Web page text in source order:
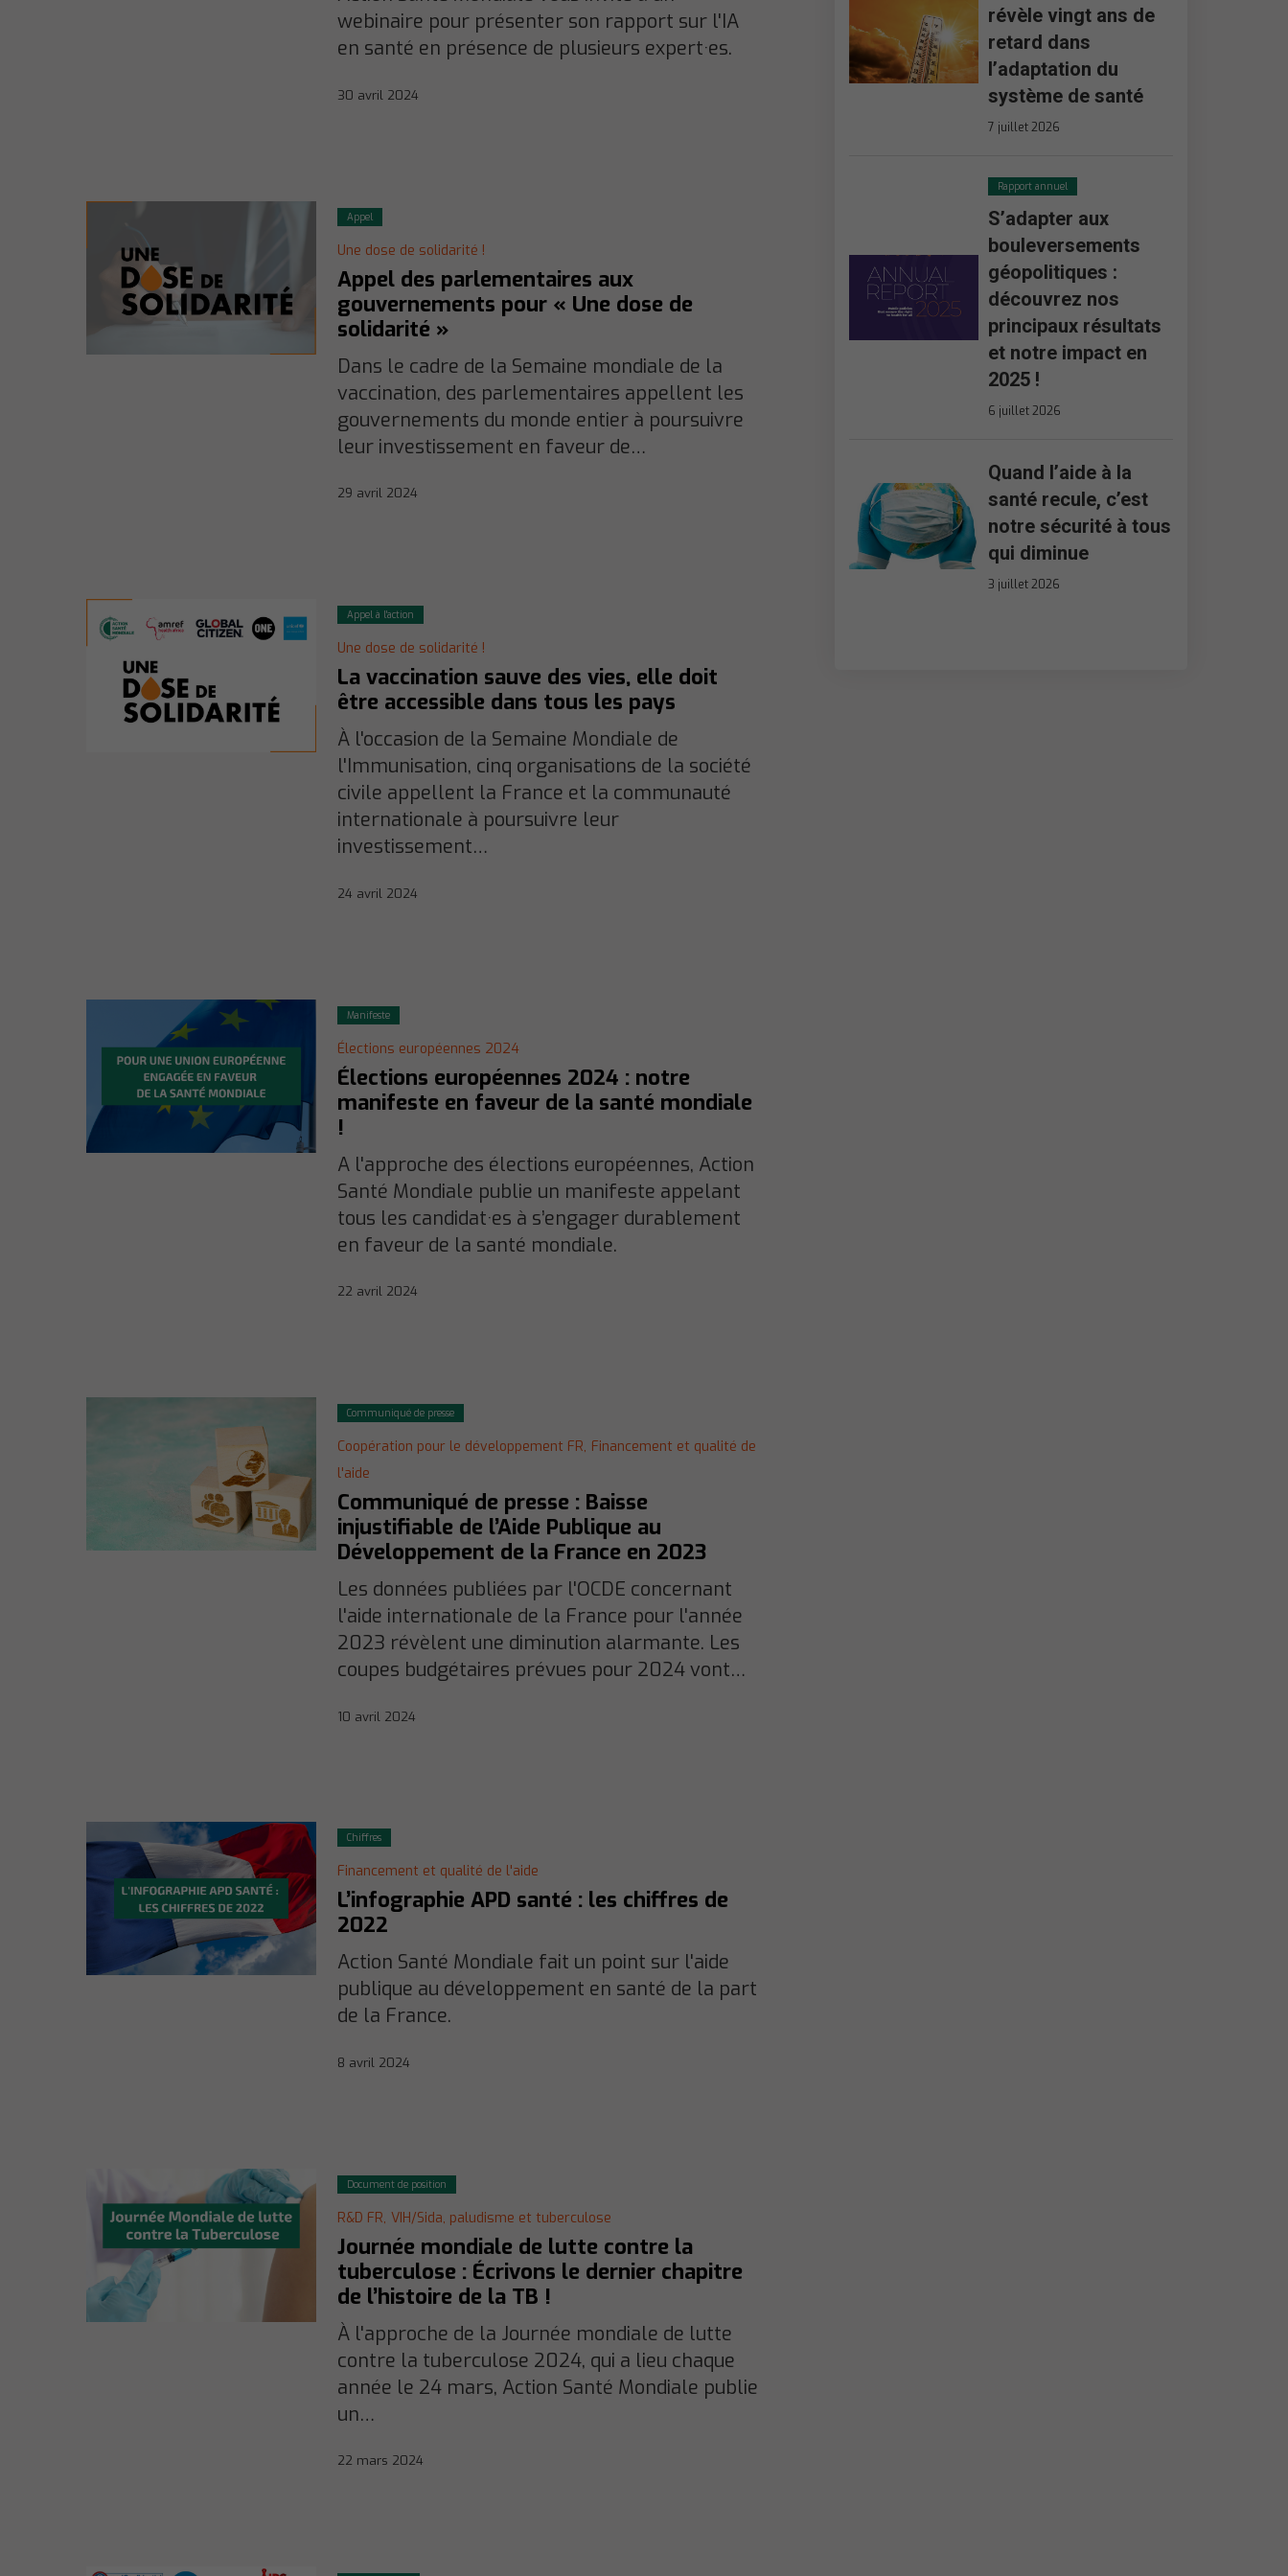
webinaire pour présenter son rapport sur l'IA
en santé en présence de plusieurs expert·es.
30 avril 2024
Appel
Une dose de solidarité !
Appel des parlementaires aux
gouvernements pour « Une dose de
solidarité »
Dans le cadre de la Semaine mondiale de la
vaccination, des parlementaires appellent les
gouvernements du monde entier à poursuivre
leur investissement en faveur de…
29 avril 2024
Appel à l'action
Une dose de solidarité !
La vaccination sauve des vies, elle doit
être accessible dans tous les pays
À l'occasion de la Semaine Mondiale de
l'Immunisation, cinq organisations de la société
civile appellent la France et la communauté
internationale à poursuivre leur
investissement…
24 avril 2024
Manifeste
Élections européennes 2024
Élections européennes 2024 : notre
manifeste en faveur de la santé mondiale
!
A l'approche des élections européennes, Action
Santé Mondiale publie un manifeste appelant
tous les candidat·es à s’engager durablement
en faveur de la santé mondiale.
22 avril 2024
Communiqué de presse
Coopération pour le développement FR, Financement et qualité de
l'aide
Communiqué de presse : Baisse
injustifiable de l’Aide Publique au
Développement de la France en 2023
Les données publiées par l'OCDE concernant
l'aide internationale de la France pour l'année
2023 révèlent une diminution alarmante. Les
coupes budgétaires prévues pour 2024 vont…
10 avril 2024
Chiffres
Financement et qualité de l'aide
L’infographie APD santé : les chiffres de
2022
Action Santé Mondiale fait un point sur l'aide
publique au développement en santé de la part
de la France.
8 avril 2024
Document de position
R&D FR, VIH/Sida, paludisme et tuberculose
Journée mondiale de lutte contre la
tuberculose : Écrivons le dernier chapitre
de l’histoire de la TB !
À l'approche de la Journée mondiale de lutte
contre la tuberculose 2024, qui a lieu chaque
année le 24 mars, Action Santé Mondiale publie
un…
22 mars 2024
révèle vingt ans de
retard dans
l’adaptation du
système de santé
7 juillet 2026
Rapport annuel
S’adapter aux
bouleversements
géopolitiques :
découvrez nos
principaux résultats
et notre impact en
2025 !
6 juillet 2026
Quand l’aide à la
santé recule, c’est
notre sécurité à tous
qui diminue
3 juillet 2026